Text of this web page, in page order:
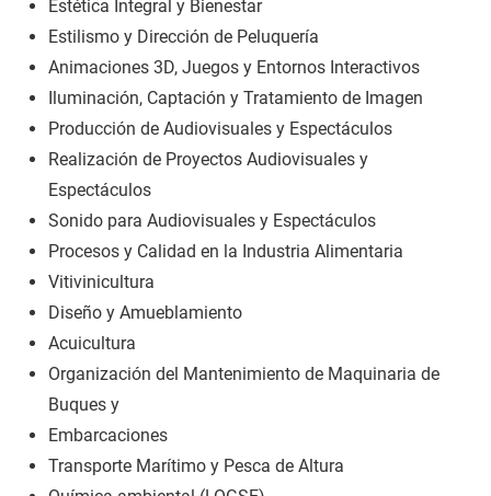
Estética Integral y Bienestar
Estilismo y Dirección de Peluquería
Animaciones 3D, Juegos y Entornos Interactivos
Iluminación, Captación y Tratamiento de Imagen
Producción de Audiovisuales y Espectáculos
Realización de Proyectos Audiovisuales y
Espectáculos
Sonido para Audiovisuales y Espectáculos
Procesos y Calidad en la Industria Alimentaria
Vitivinicultura
Diseño y Amueblamiento
Acuicultura
Organización del Mantenimiento de Maquinaria de
Buques y
Embarcaciones
Transporte Marítimo y Pesca de Altura